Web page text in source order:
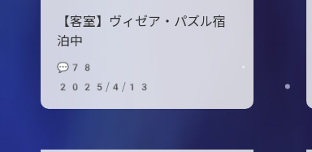
【客室】ヴィゼア・パズル宿
泊中
💬78
2025/4/13